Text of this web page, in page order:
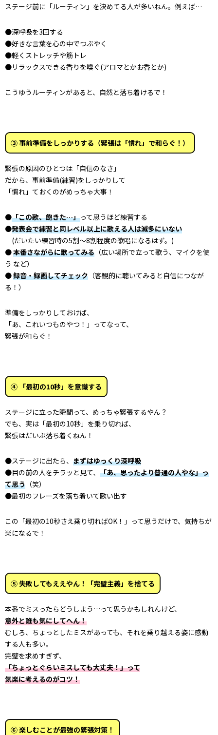
ステージ前に「ルーティン」を決めてる人が多いねん。例えば…
●深呼吸を3回する
●好きな言葉を心の中でつぶやく
●軽くストレッチや筋トレ
●リラックスできる香りを嗅ぐ(アロマとかお香とか)
こうゆうルーティンがあると、自然と落ち着けるで！
③ 事前準備をしっかりする（緊張は「慣れ」で和らぐ！）
緊張の原因のひとつは「自信のなさ」
だから、事前準備(練習)をしっかりして
「慣れ」ておくのがめっちゃ大事！
●「この歌、飽きた…」って思うほど練習する
●発表会で練習と同レベル以上に歌える人は滅多にいない
(だいたい練習時の5割〜8割程度の歌唱になるはず。)
●本番さながらに歌ってみる （広い場所で立って歌う、マイクを使
う など）
●録音・録画してチェック （客観的に聴いてみると自信につなが
る！）
準備をしっかりしておけば、
「あ、これいつものやつ！」ってなって、
緊張が和らぐ！
④ 「最初の10秒」を意識する
ステージに立った瞬間って、めっちゃ緊張するやん？
でも、実は 「最初の10秒」を乗り切れば、
緊張はだいぶ落ち着く ねん！
●ステージに出たら、 まずはゆっくり深呼吸
●目の前の人をチラッと見て、 「あ、思ったより普通の人やな」っ
て思う （笑）
●最初のフレーズを落ち着いて歌い出す
この「最初の10秒さえ乗り切ればOK！」って思うだけで、気持ちが
楽になるで！
⑤ 失敗してもええやん！「完璧主義」を捨てる
本番でミスったらどうしよう…って思うかもしれんけど、
意外と誰も気にしてへん！
むしろ、ちょっとしたミスがあっても、それを乗り越える姿に感動
する人も多い。
完璧を求めすぎず、
「ちょっとぐらいミスしても大丈夫！」って
気楽に考えるのがコツ！
⑥ 楽しむことが最強の緊張対策！